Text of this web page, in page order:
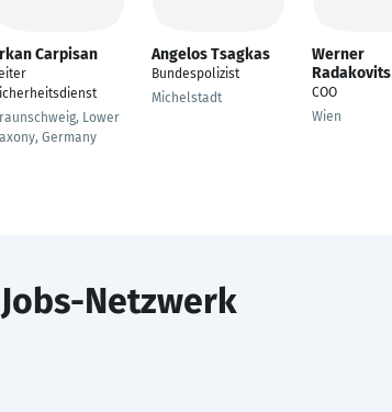
Carpisan
Lower
Germany
Angelos Tsagkas
Bundespolizist
Michelstadt
Werner
Radakovits
COO
Wien
Netzwerk